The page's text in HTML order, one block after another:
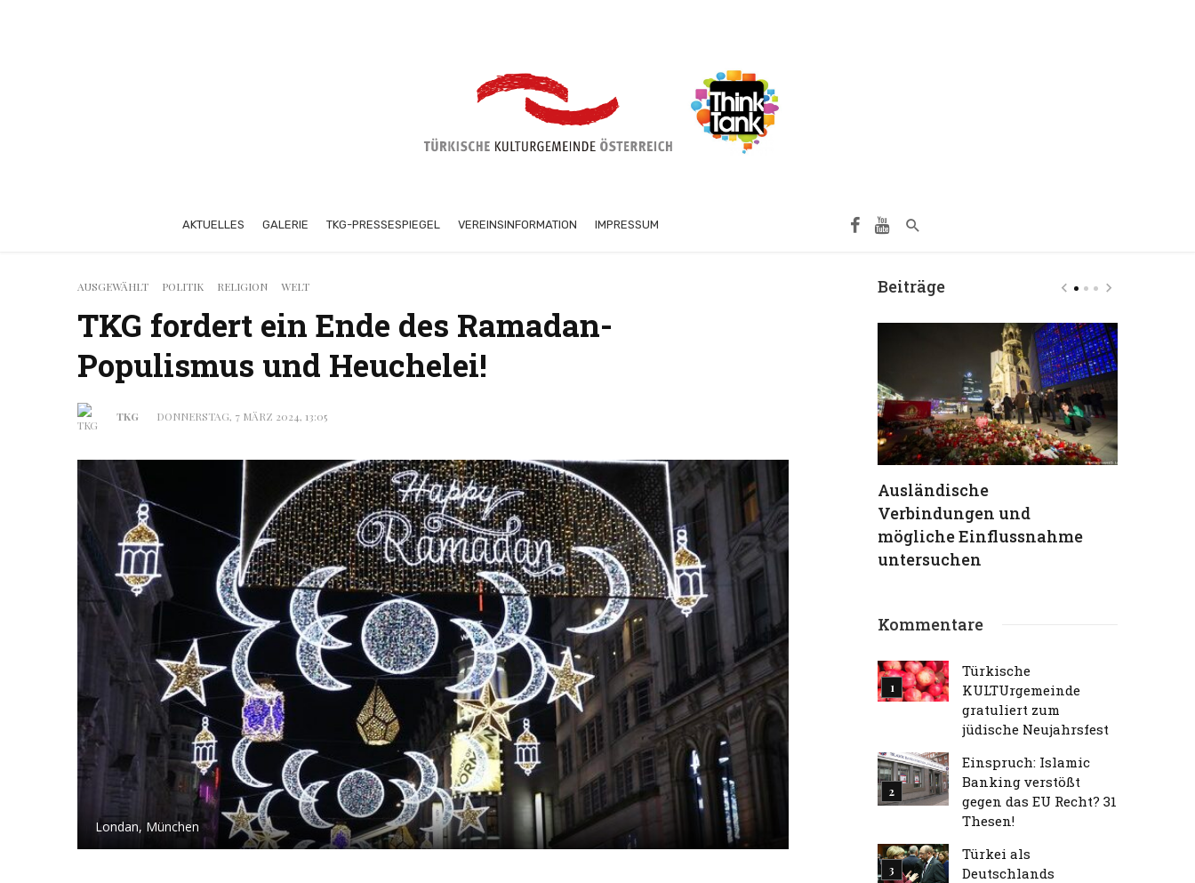
AKTUELLES GALERIE TKG-PRESSESPIEGEL VEREINSINFORMATION IMPRESSUM
AUSGEWÄHLT POLITIK RELIGION WELT
TKG fordert ein Ende des Ramadan-
Populismus und Heuchelei!
TKG DONNERSTAG, 7 MÄRZ 2024, 13:05
Londan, München
Beiträge
TKG verurteilt den
Terroranschlag in Berlin
aufs Schärfste
Eine Liebe über sechs
Jahrzehnte: Eine
Wienerin (85) und ein
türkischer Diplomat (95) –
„Das Leben ist ein Traum“
Ausländische
Verbindungen und
mögliche Einflussnahme
untersuchen
Kommentare
Türkische
KULTUrgemeinde
gratuliert zum
jüdische Neujahrsfest
Einspruch: Islamic
Banking verstößt
gegen das EU Recht? 31
Thesen!
Türkei als
Deutschlands